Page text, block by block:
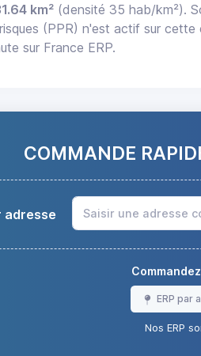
km² (densité 35 hab/km²).
(PPR) n'est actif sur cette
sur France ERP.
COMMANDE
adresse
ERP par
Nos ERP